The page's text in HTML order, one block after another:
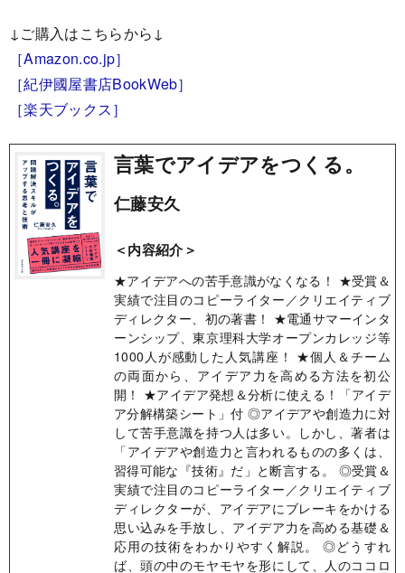
↓ご購入はこちらから↓
［Amazon.co.jp］
［紀伊國屋書店BookWeb］
［楽天ブックス］
言葉でアイデアをつくる。
仁藤安久
＜内容紹介＞
★アイデアへの苦手意識がなくなる！ ★受賞＆
実績で注目のコピーライター／クリエイティブ
ディレクター、初の著書！ ★電通サマーインタ
ーンシップ、東京理科大学オープンカレッジ等
1000人が感動した人気講座！ ★個人＆チーム
の両面から、アイデア力を高める方法を初公
開！ ★アイデア発想＆分析に使える！「アイデ
ア分解構築シート」付 ◎アイデアや創造力に対
して苦手意識を持つ人は多い。しかし、著者は
「アイデアや創造力と言われるものの多くは、
習得可能な『技術』だ」と断言する。 ◎受賞＆
実績で注目のコピーライター／クリエイティブ
ディレクターが、アイデアにブレーキをかける
思い込みを手放し、アイデア力を高める基礎＆
応用の技術をわかりやすく解説。 ◎どうすれ
ば、頭の中のモヤモヤを形にして、人のココロ